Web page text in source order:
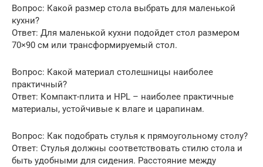
Вопрос: Какой размер стола выбрать для маленькой
кухни?
Ответ: Для маленькой кухни подойдет стол размером
70×90 см или трансформируемый стол.
Вопрос: Какой материал столешницы наиболее
практичный?
Ответ: Компакт-плита и HPL – наиболее практичные
материалы, устойчивые к влаге и царапинам.
Вопрос: Как подобрать стулья к прямоугольному столу?
Ответ: Стулья должны соответствовать стилю стола и
быть удобными для сидения. Расстояние между